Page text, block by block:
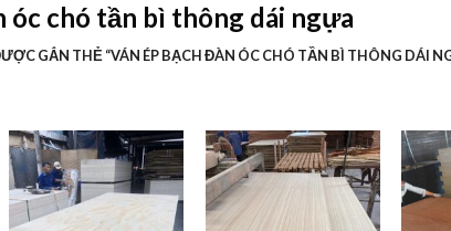
óc chó tần bì thông dái ngựa
GẮN THẺ “VÁN ÉP BẠCH ĐÀN ÓC CHÓ TẦN BÌ THÔNG DÁI